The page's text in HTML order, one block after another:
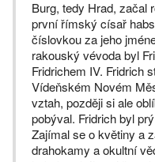
Burg, tedy Hrad, začal
první římský císař
číslovkou za jeho
rakouský vévoda byl
Fridrichem IV. Fridrich
Vídeňském Novém
vztah, později si ale
pobýval. Fridrich byl
Zajímal se o květiny a
drahokamy a okultní